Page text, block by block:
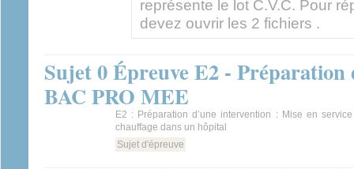
représente le lot C.V.C. Pour
devez ouvrir les 2 fichiers .
Sujet 0 Épreuve E2 -
BAC PRO MEE
E2 : Préparation d’une intervention : Mise en
chauffage dans un hôpital
Sujet d'épreuve